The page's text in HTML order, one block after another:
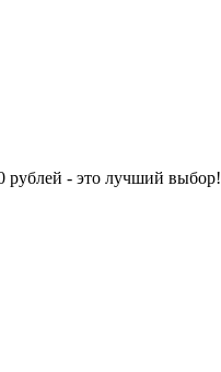
рублей - это лучший выбор!